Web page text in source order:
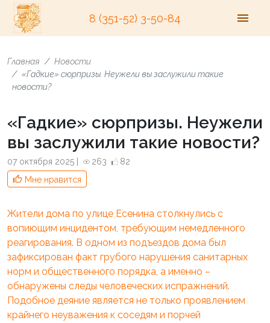
8 (351-52) 3-50-84
Главная
Новости
«Гадкие» сюрпризы. Неужели вы заслужили такие
новости?
«Гадкие» сюрпризы. Неужели
вы заслужили такие новости?
07 октября 2025 | 263
82
Мне нравится
Жители дома по улице Есенина столкнулись с
вопиющим инцидентом, требующим немедленного
реагирования. В одном из подъездов дома был
зафиксирован факт грубого нарушения санитарных
норм и общественного порядка, а именно –
обнаружены следы человеческих испражнений.
Подобное деяние является не только проявлением
крайнего неуважения к соседям и порчей